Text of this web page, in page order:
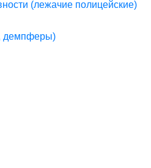
(лежачие полицейские)
демпферы)